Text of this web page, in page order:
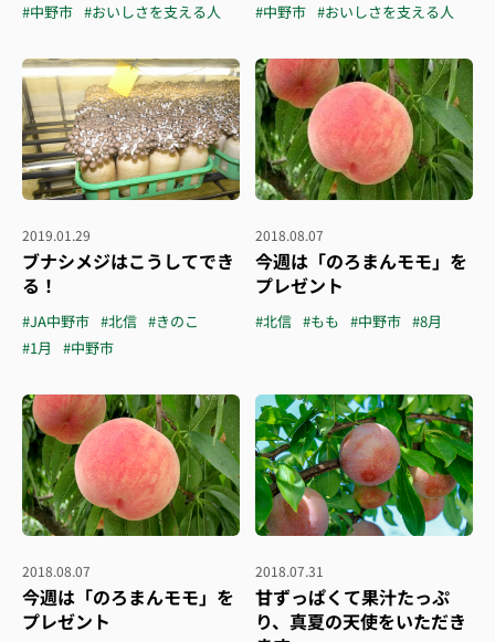
#中野市 #おいしさを支える人
#中野市 #おいしさを支える人
2019.01.29
ブナシメジはこうしてでき
る！
#JA中野市 #北信 #きのこ
#1月
#中野市
2018.08.07
今週は「のろまんモモ」を
プレゼント
#北信 #もも #中野市 #8月
2018.08.07
今週は「のろまんモモ」を
プレゼント
2018.07.31
甘ずっぱくて果汁たっぷ
り、真夏の天使をいただき